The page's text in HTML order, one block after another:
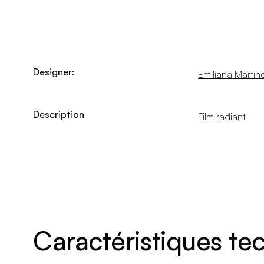
Designer: Emiliana
Description Film radiant
Caractéristiques